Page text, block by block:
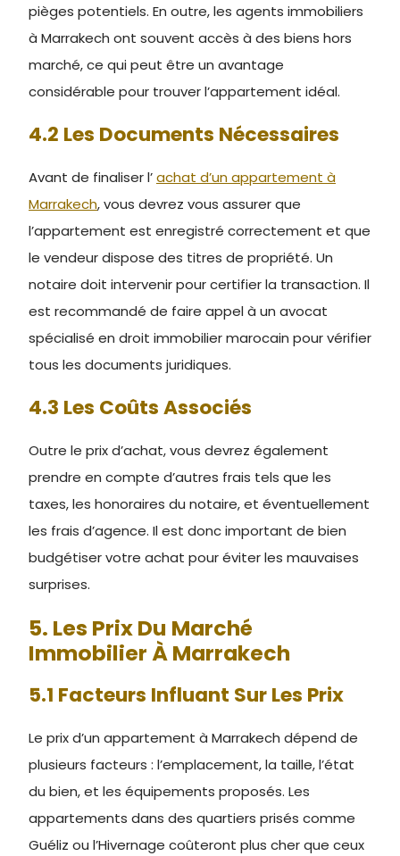
pièges potentiels. En outre, les agents immobiliers
à Marrakech ont souvent accès à des biens hors
marché, ce qui peut être un avantage
considérable pour trouver l’appartement idéal.
4.2 Les Documents Nécessaires
Avant de finaliser l’achat d’un appartement à
Marrakech, vous devrez vous assurer que
l’appartement est enregistré correctement et que
le vendeur dispose des titres de propriété. Un
notaire doit intervenir pour certifier la transaction. Il
est recommandé de faire appel à un avocat
spécialisé en droit immobilier marocain pour vérifier
tous les documents juridiques.
4.3 Les Coûts Associés
Outre le prix d’achat, vous devrez également
prendre en compte d’autres frais tels que les
taxes, les honoraires du notaire, et éventuellement
les frais d’agence. Il est donc important de bien
budgétiser votre achat pour éviter les mauvaises
surprises.
5. Les Prix Du Marché
Immobilier À Marrakech
5.1 Facteurs Influant Sur Les Prix
Le prix d’un appartement à Marrakech dépend de
plusieurs facteurs : l’emplacement, la taille, l’état
du bien, et les équipements proposés. Les
appartements dans des quartiers prisés comme
Guéliz ou l’Hivernage coûteront plus cher que ceux